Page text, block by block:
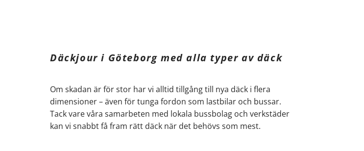
Däckjour i Göteborg med alla typer av däck
Om skadan är för stor har vi alltid tillgång till nya däck i flera
dimensioner – även för tunga fordon som lastbilar och bussar.
Tack vare våra samarbeten med lokala bussbolag och verkstäder
kan vi snabbt få fram rätt däck när det behövs som mest.